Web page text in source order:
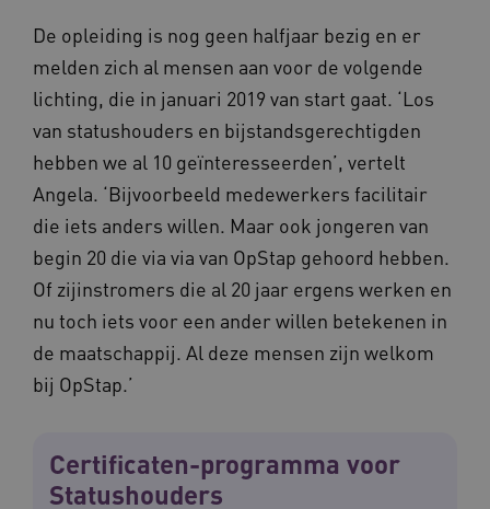
De opleiding is nog geen halfjaar bezig en er
melden zich al mensen aan voor de volgende
lichting, die in januari 2019 van start gaat. ‘Los
van statushouders en bijstandsgerechtigden
hebben we al 10 geïnteresseerden’, vertelt
Angela. ‘Bijvoorbeeld medewerkers facilitair
die iets anders willen. Maar ook jongeren van
begin 20 die via via van OpStap gehoord hebben.
Of zijinstromers die al 20 jaar ergens werken en
nu toch iets voor een ander willen betekenen in
de maatschappij. Al deze mensen zijn welkom
bij OpStap.’
Certificaten-programma voor
Statushouders